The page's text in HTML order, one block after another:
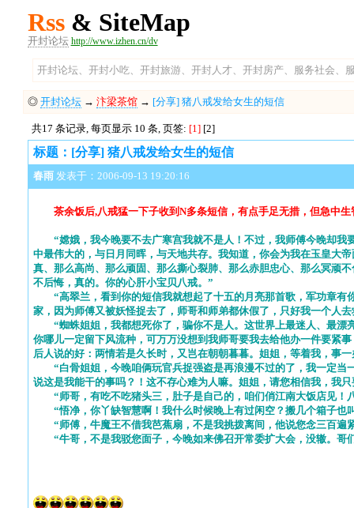
Rss& SiteMap
开封论坛 http://www.izhen.cn/dv
开封论坛、开封小吃、开封旅游、开封人才、开封房产、服务社会、
◎ 开封论坛→ 汴梁茶馆→ [分享] 猪八戒发给女生的短信
共17 条记录, 每页显示 10 条, 页签: [1] [2]
标题：[分享] 猪八戒发给女生的短信
春雨发表于：2006-09-13 19:20:16
茶余饭后,八戒猛一下子收到N多条短信，有点手足无措，但急中
“嫦娥，我今晚要不去广寒宫我就不是人！不过，我师傅今晚却
中最伟大的，与日月同晖，与天地共存。我知道，你会为我在玉皇大
真、那么高尚、那么顽固、那么撕心裂肺、那么赤胆忠心、那么冥顽
不后悔，真的。你的心肝小宝贝八戒。”
“高翠兰，看到你的短信我就想起了十五的月亮那首歌，军功章有
家，因为师傅又被妖怪捉去了，师哥和师弟都休假了，只好我一个人
“蜘蛛姐姐，我都想死你了，骗你不是人。这世界上最迷人、最漂
你哪儿一定留下风流种，可万万没想到我师哥要我去给他办一件要紧
后人说的好：两情若是久长时，又岂在朝朝暮暮。姐姐，等着我，事
“白骨姐姐，今晚咱俩玩官兵捉强盗是再浪漫不过的了，我一定当
说这是我能干的事吗？！这不存心难为人嘛。姐姐，请您相信我，我
“师哥，有吃不吃猪头三，肚子是自己的，咱们俏江南大饭店见！
“悟净，你丫缺智慧啊！我什么时候晚上有过闲空？搬几个箱子也
“师傅，牛魔王不借我芭蕉扇，不是我挑拨离间，他说您念三百遍
“牛哥，不是我驳您面子，今晚如来佛召开常委扩大会，没辙。哥